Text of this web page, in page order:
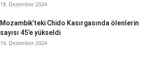
18. Dezember 2024
Mozambik’teki Chido Kasırgasında ölenlerin
sayısı 45’e yükseldi
19. Dezember 2024